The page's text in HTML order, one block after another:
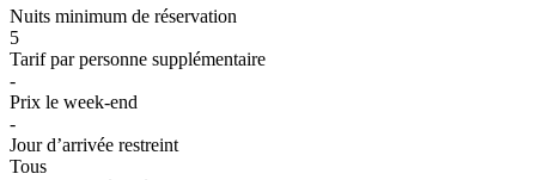
Nuits minimum de réservation
5
Tarif par personne supplémentaire
-
Prix le week-end
-
Jour d’arrivée restreint
Tous